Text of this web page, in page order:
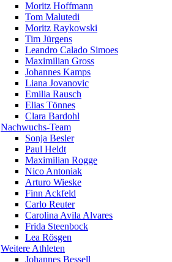
Moritz Hoffmann
Tom Malutedi
Moritz Raykowski
Tim Jürgens
Leandro Calado Simoes
Maximilian Gross
Johannes Kamps
Liana Jovanovic
Emilia Rausch
Elias Tönnes
Clara Bardohl
Nachwuchs-Team
Sonja Besler
Paul Heldt
Maximilian Rogge
Nico Antoniak
Arturo Wieske
Finn Ackfeld
Carlo Reuter
Carolina Avila Alvares
Frida Steenbock
Lea Rösgen
Weitere Athleten
Johannes Bessell